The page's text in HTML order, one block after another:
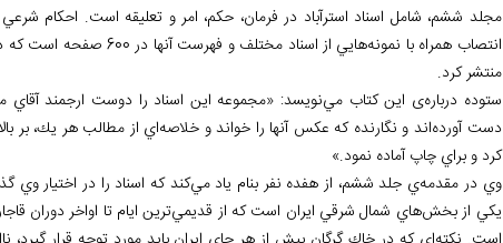
مجلد ششم، شامل اسناد استرآباد در فرمان، حكم، امر و تعليقه است. احكام
انتصاب همراه با نمونه
منتشر کرد.
ستوده دربارهی اين كتاب مينويسد: «مجموعه اين اسناد را دوست ارجمند آقاي
دست آوردهاند و نگارنده كه عكس آن‏ها را خواند و خلاصهاي از مطالب هر يك، بر
كرد و براي چاپ آماده نمود.»
وي در مقدمهي جلد ششم، از هفده نفر بنام ياد ميكند كه اسناد را در اختيار وي
يكي از بخشهاي شمال شرقي ايران است كه از قديميترين ايام تا اواخر دوران